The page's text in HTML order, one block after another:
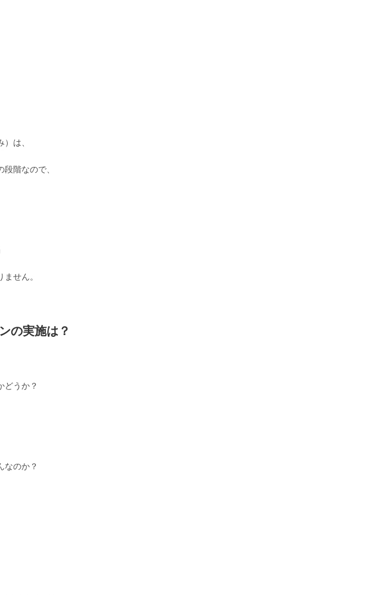
は、
階なので、
せん。
の実施は？
どうか？
なのか？